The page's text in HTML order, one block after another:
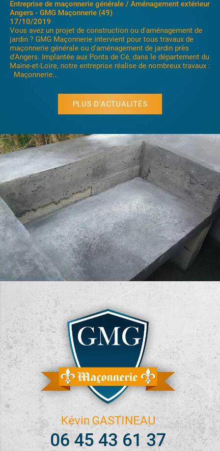
Construction maison passive Angers - Beaufort- Villevêque
17/10/2019
La société Gastineau Maçonnerie Générale est heureuse de
vous proposer ses services dans la construction de maison
passive, ou extension de maison, construction neuve.
Maçonnerie Gastineau se déplace sur les secteurs d'Angers,
Mazé, Villevêque, Ecouflant, Bouchemaine etc....
principalement dans le département du maine-et-loire...
PLUS D'ACTUALITÉS
Kévin GASTINEAU
06 45 43 61 37